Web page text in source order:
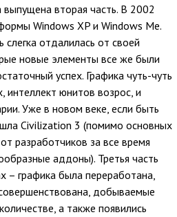
вторая часть. В 2002
Windows XP и Windows Me.
отдалилась от своей
новые элементы все же были
успех. Графика чуть-чуть
интеллект юнитов возрос, и
Уже в новом веке, если быть
Civilization 3 (помимо основных
разработчиков за все время
аддоны). Третья часть
– графика была переработана,
добываемые
а также появились